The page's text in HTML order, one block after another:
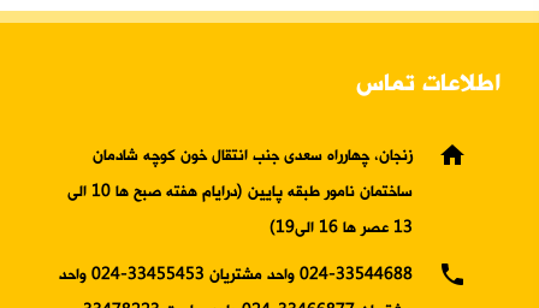
اطلاعات تماس
home
زنجان، چهارراه سعدی جنب انتقال خون کوچه شادمان
ساختمان نامور طبقه پایین (درایام هفته صبح ها 10 الی
13 عصر ها 16 الی19)
phone
024-33544688 واحد مشتریان 33455453-024 واحد